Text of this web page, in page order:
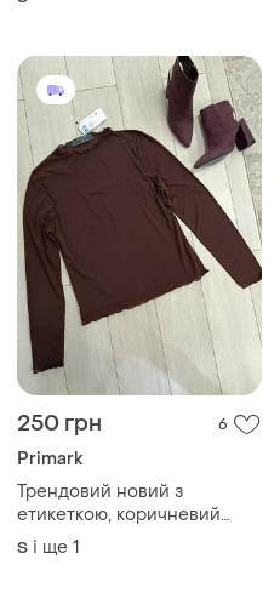
250 грн 6
Primark
Трендовий новий з
етикеткою, коричневий
напівпрозорий лонгслів із
сітки з довгими рукавами.
S і ще 1